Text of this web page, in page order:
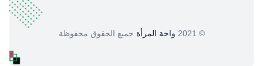
© 2021 واحة المرأة جميع الحقوق محفوظة